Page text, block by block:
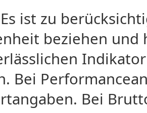
Es ist zu
beziehen
Bei
Bei